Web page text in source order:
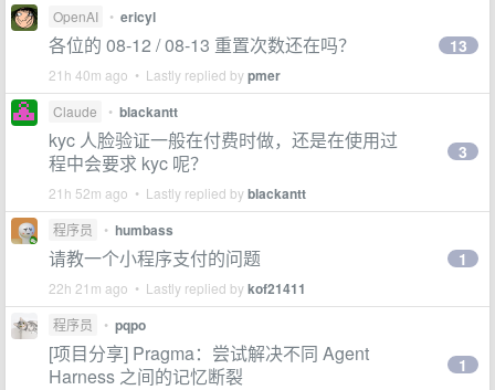
OpenAI • ericyl
各位的 08-12 / 08-13 重置次数还在吗？
21h 40m ago • Lastly replied bypmer
13
Claude • blackantt
kyc 人脸验证一般在付费时做，还是在使用过
程中会要求 kyc 呢？
21h 52m ago • Lastly replied byblackantt
3
程序员 • humbass
请教一个小程序支付的问题
22h 21m ago • Lastly replied bykof21411
1
程序员 • pqpo
[项目分享] Pragma：尝试解决不同 Agent
Harness 之间的记忆断裂
1